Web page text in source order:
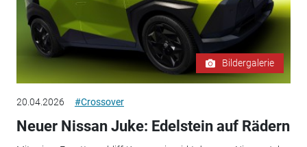
Bildergalerie
20.04.2026 #Crossover
Neuer Nissan Juke: Edelstein auf Rädern